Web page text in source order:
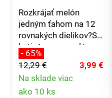
Rozkrájať melón
jedným ťahom na 12
rovnakých dielikov?S
krájačom na melóny
budete ako kuchár
profesionál. Krájač má
úchytky z odolného a
zdravotne
- 65%
12,29 €
3,99 €
Na sklade viac
ako 10 ks